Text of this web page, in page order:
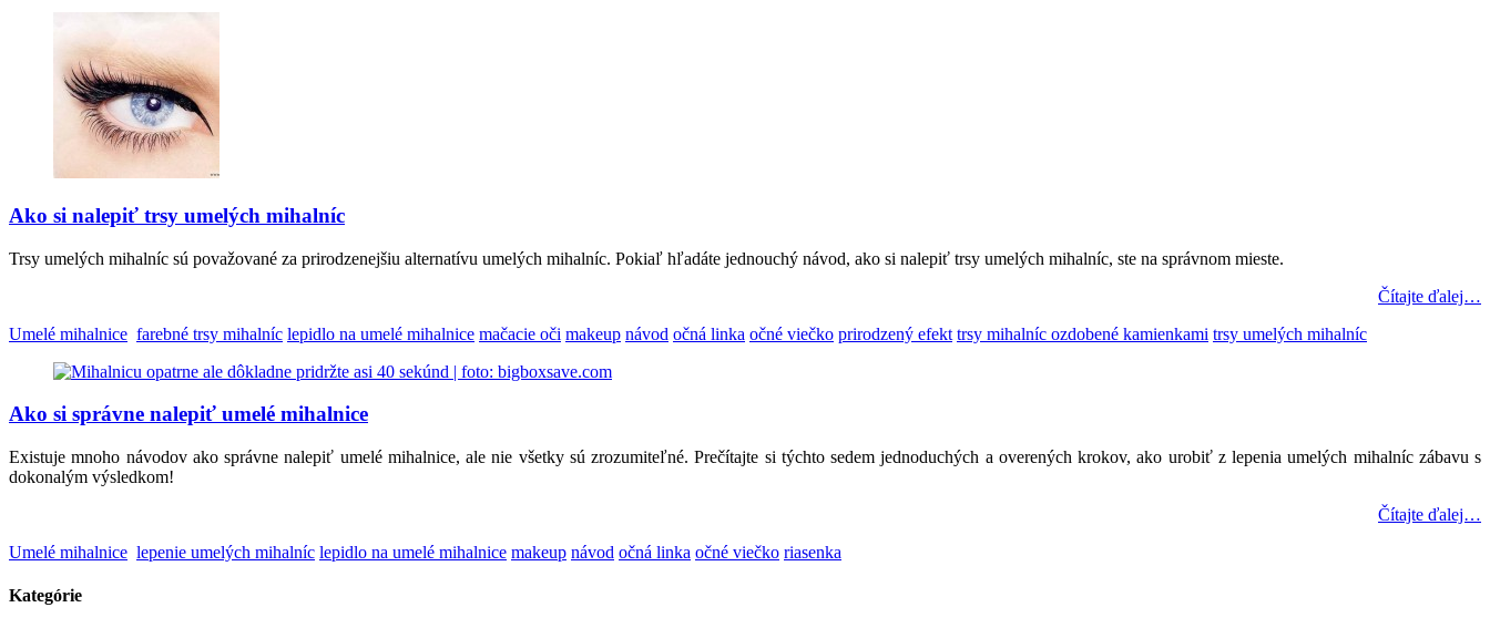
Ako si nalepiť trsy umelých mihalníc
Trsy umelých mihalníc sú považované za prirodzenejšiu alternatívu umelých mihalníc. Pokiaľ hľadáte jednouchý návod, ako si nalepiť trsy umelých mihalníc, ste na správnom mieste.
Čítajte ďalej…
Umelé mihalnice farebné trsy mihalníc lepidlo na umelé mihalnice mačacie oči makeup návod očná linka očné viečko prirodzený efekt trsy mihalníc ozdobené kamienkami trsy umelých mihalníc
Ako si správne nalepiť umelé mihalnice
Existuje mnoho návodov ako správne nalepiť umelé mihalnice, ale nie všetky sú zrozumiteľné. Prečítajte si týchto sedem jednoduchých a overených krokov, ako urobiť z lepenia umelých mihalníc zábavu s
dokonalým výsledkom!
Čítajte ďalej…
Umelé mihalnice lepenie umelých mihalníc lepidlo na umelé mihalnice makeup návod očná linka očné viečko riasenka
Kategórie